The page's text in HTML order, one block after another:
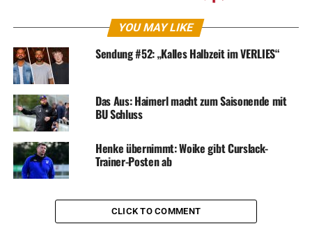
YOU MAY LIKE
Sendung #52: „Kalles Halbzeit im VERLIES“
Das Aus: Haimerl macht zum Saisonende mit
BU Schluss
Henke übernimmt: Woike gibt Curslack-
Trainer-Posten ab
CLICK TO COMMENT